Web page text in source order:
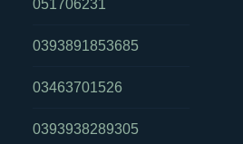
051706231
0393891853685
03463701526
0393938289305